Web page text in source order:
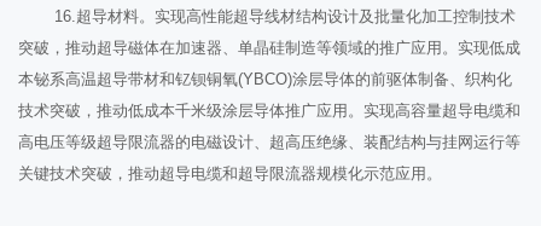
16.超导材料。实现高性能超导线材结构设计及批量化加工控制技术
突破，推动超导磁体在加速器、单晶硅制造等领域的推广应用。实现低成
本铋系高温超导带材和钇钡铜氧(YBCO)涂层导体的前驱体制备、织构化
技术突破，推动低成本千米级涂层导体推广应用。实现高容量超导电缆和
高电压等级超导限流器的电磁设计、超高压绝缘、装配结构与挂网运行等
关键技术突破，推动超导电缆和超导限流器规模化示范应用。